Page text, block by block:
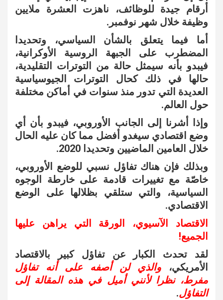
أرقام جيدة للوظائف، ناهزت العشرة ملايين
وظيفة خلال شهر نوفمبر.
أما فيما يتعلق بالشأن السياسي، وتحديدا
المضطرب على الجبهة الروسية الأوكرانية،
فيبدو بأنه سيمثل حالة من التوترات التقليدية،
حالها في ذلك كحال التوترات الجيوسياسية
العديدة التي تدور منذ سنوات في أماكن مختلفة
حول العالم.
وإذا أشرنا إلى الجانب الأوروبي، فيبدو بأن أي
وضع اقتصادي سيغدو أفضل مما كان عليه الحال
خلال العامين الماضيين وتحديدا 2020.
وبذلك فإن هناك تفاؤل نسبي للوضع الأوروبي،
خاصّة مع تغييرات قادمة على خارطة الوجوه
السياسية، والتي ستلقي بظلالها على الوضع
الاقتصادي.
الاقتصاد الآسيوي، الورقة التي يراهن عليها
الجميع!
لقد تحدث الكبار عن تفاؤل كبير بالاقتصاد
الأمريكي، والذي لن أصفه على أنه تفاؤل
مفرط، نظرا لأنني أميل في هذه المقالة إلى
التفاؤل.